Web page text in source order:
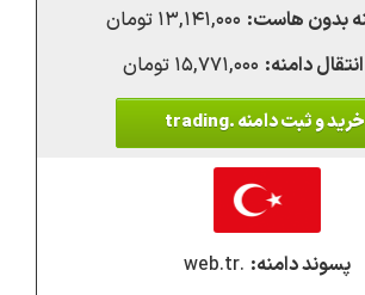
۱۳,۱۴۱,۰۰۰ تومان
۱۵,۷۷۱,۰۰۰ تومان
خرید و ثبت دامنه .trading
.web.tr